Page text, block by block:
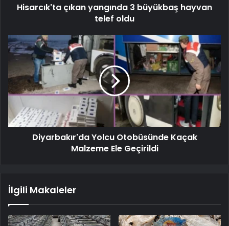
Hisarcık'ta çıkan yangında 3 büyükbaş hayvan
telef oldu
Diyarbakır'da Yolcu Otobüsünde Kaçak
Malzeme Ele Geçirildi
İlgili Makaleler